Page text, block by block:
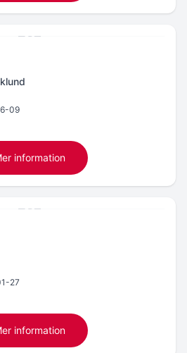
09
information
27
information